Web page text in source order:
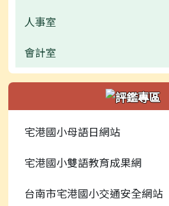
校園公告
常用連結
活動相簿
行事曆
捐贈芳名錄
檔案下載
校園公告
業務職掌
活動相簿
新聞報導
榮譽榜
校園影音
常用連結
人事室
業務職掌
校園公告
常用連結
行事曆
會計室
業務職掌
校園公告
常用連結
行事曆
宅港國小母語日網站
宅港國小雙語教育成果網
台南市宅港國小交通安全網站